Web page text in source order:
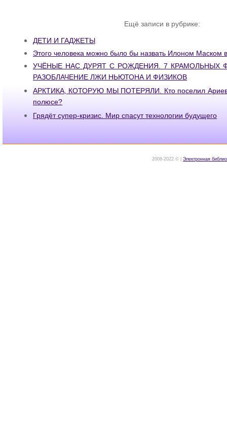
Ещё записи в рубрике:
ДЕТИ И ГАДЖЕТЫ
Этого человека можно было бы назвать Илоном Маском
УЧЁНЫЕ НАС ДУРЯТ С РОЖДЕНИЯ. 7 КРАМОЛЬНЫХ
РАЗОБЛАЧЕНИЕ ЛЖИ НЬЮТОНА И ФИЗИКОВ
АРКТИКА, КОТОРУЮ МЫ ПОТЕРЯЛИ. Кто поселил Ариев
полюсе?
Грядёт супер-кризис. Мир спасут технологии будущего
2008-2022 © | Электронная